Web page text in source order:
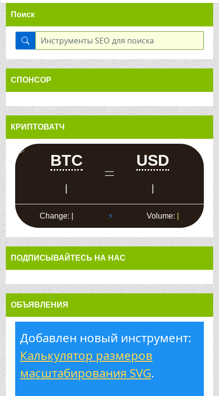
Поиск
СПОНСОР
КРИПТОВАТЧ
ПОДПИСЫВАЙТЕСЬ НА НАС
ОБЪЯВЛЕНИЯ
Добавлен новый инструмент:
Калькулятор размеров
масштабирования SVG.